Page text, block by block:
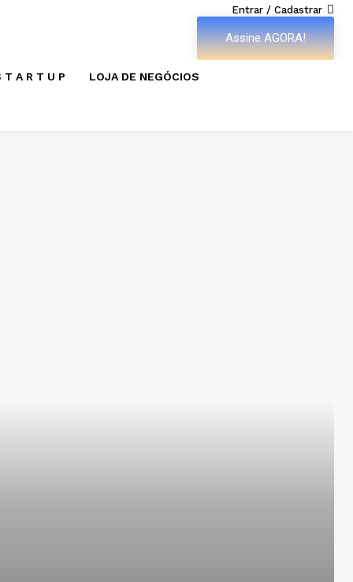
Entrar / Cadastrar
Assine AGORA!
T A R T U P LOJA DE NEGÓCIOS